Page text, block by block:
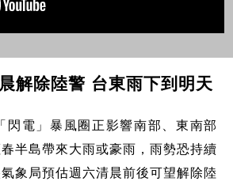
解除陸警 台東雨下到明天
閃電」暴風圈正影響南部、東南部
半島帶來大雨或豪雨，雨勢恐持續
象局預估週六清晨前後可望解除陸